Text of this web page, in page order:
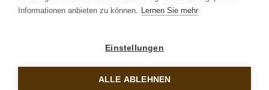
AGB
Informationen anbieten zu können. Lernen Sie mehr
Einstellungen
ALLE ABLEHNEN